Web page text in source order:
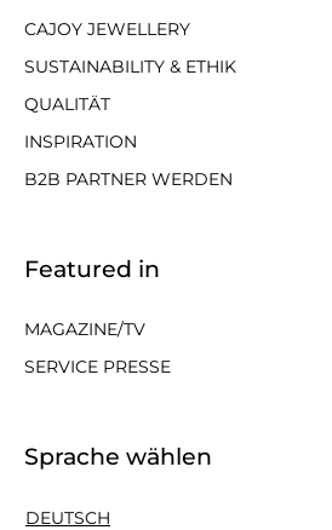
CAJOY JEWELLERY
SUSTAINABILITY & ETHIK
QUALITÄT
INSPIRATION
B2B PARTNER WERDEN
Featured in
MAGAZINE/TV
SERVICE PRESSE
Sprache wählen
DEUTSCH